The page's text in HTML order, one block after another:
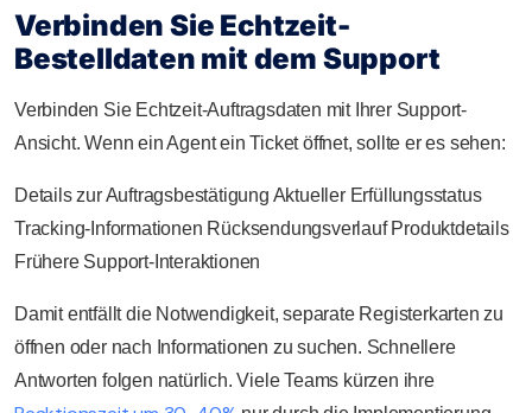
Verbinden Sie Echtzeit-
Bestelldaten mit dem Support
Verbinden Sie Echtzeit-Auftragsdaten mit Ihrer Support-
Ansicht. Wenn ein Agent ein Ticket öffnet, sollte er es sehen:
Details zur Auftragsbestätigung Aktueller Erfüllungsstatus
Tracking-Informationen Rücksendungsverlauf Produktdetails
Frühere Support-Interaktionen
Damit entfällt die Notwendigkeit, separate Registerkarten zu
öffnen oder nach Informationen zu suchen. Schnellere
Antworten folgen natürlich. Viele Teams kürzen ihre